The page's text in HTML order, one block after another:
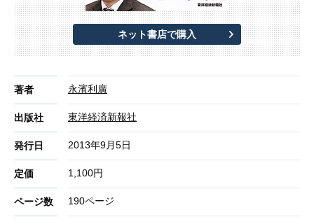
ネット書店で購入
著者 永濱利廣
出版社 東洋経済新報社
発行日 2013年9月5日
定価 1,100円
ページ数 190ページ